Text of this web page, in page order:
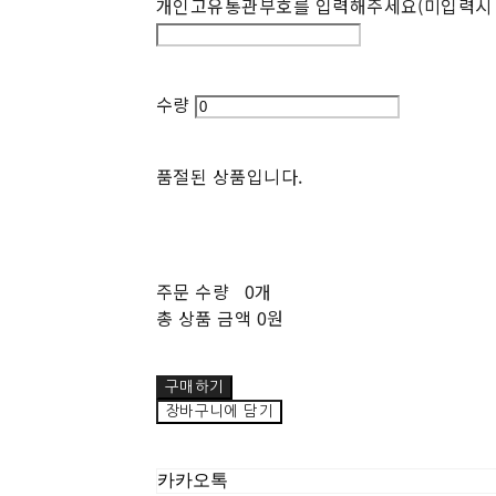
개인고유통관부호를 입력해주세요(미입력
수량
품절된 상품입니다.
주문 수량 0개
총 상품 금액 0원
구매하기
장바구니에 담기
카카오톡